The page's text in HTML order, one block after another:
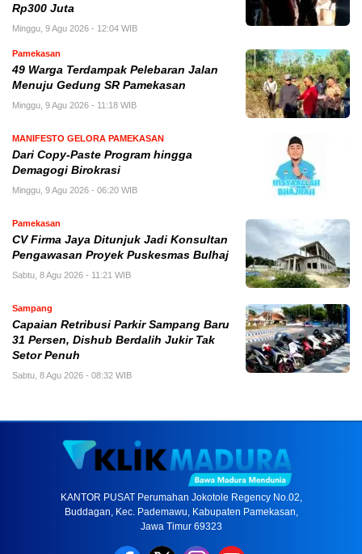
Rp300 Juta
Minggu, 9 Agu 2026 - 12:04 WIB
Pamekasan
49 Warga Terdampak Pelebaran Jalan
Menuju Gedung SR Pamekasan
Minggu, 9 Agu 2026 - 11:18 WIB
MANIFESTO GELORA PAMEKASAN
Dari Copy-Paste Program hingga
Demagogi Birokrasi
Minggu, 9 Agu 2026 - 06:20 WIB
Pamekasan
CV Firma Jaya Ditunjuk Jadi Konsultan
Pengawasan Proyek Puskesmas Bulhaj
Sabtu, 8 Agu 2026 - 11:21 WIB
Sampang
Capaian Retribusi Parkir Sampang Baru
31 Persen, Dishub Berdalih Jukir Tak
Setor Penuh
Sabtu, 8 Agu 2026 - 08:32 WIB
KANTOR PUSAT Perumahan Jokotole Regency No.02,
Buddagan, Kec. Pademawu, Kabupaten Pamekasan,
Jawa Timur 69323